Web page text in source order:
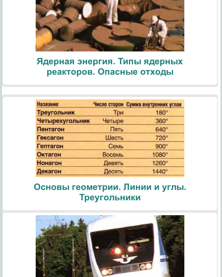
Ядерная энергия. Типы ядерных
реакторов. Опасные отходы
Основы геометрии. Линии и углы.
Треугольники